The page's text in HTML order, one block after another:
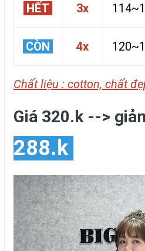
HẾT 3x
CÒN 4x
Chất liệu : cotton, chất
Giá 320.k -->
288.k